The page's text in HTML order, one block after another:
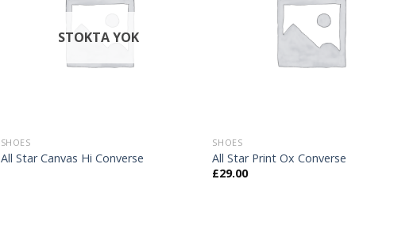
STOKTA YOK
SHOES
All Star Canvas Hi Converse
SHOES
All Star Print Ox Converse
£29.00